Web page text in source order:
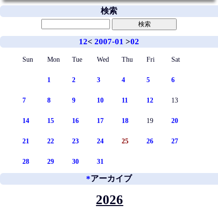
検索
12< 2007-01 >02
Sun Mon Tue Wed Thu Fri Sat
1 2 3 4 5 6
7 8 9 10 11 12 13
14 15 16 17 18 19 20
21 22 23 24 25 26 27
28 29 30 31
*アーカイブ
2026